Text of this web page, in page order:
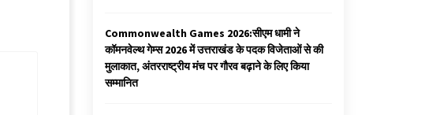
Commonwealth Games 2026:सीएम धामी ने
कॉमनवेल्थ गेम्स 2026 में उत्तराखंड के पदक विजेताओं से की
मुलाकात, अंतरराष्ट्रीय मंच पर गौरव बढ़ाने के लिए किया
सम्मानित